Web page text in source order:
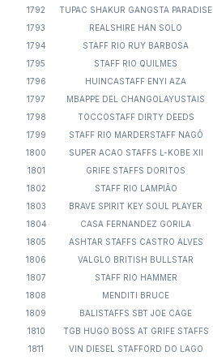
1792 TUPAC SHAKUR GANGSTA PARADISE
1793
REALSHIRE HAN SOLO
1794
STAFF RIO RUY BARBOSA
1795
STAFF RIO QUILMES
1796
HUINCASTAFF ENYI AZA
1797
MBAPPE DEL CHANGOLAYUSTAIS
1798
TOCCOSTAFF DIRTY DEEDS
1799
STAFF RIO MARDERSTAFF NAGÔ
1800
SUPER ACAO STAFFS L-KOBE XII
1801
GRIFE STAFFS DORITOS
1802
STAFF RIO LAMPIÃO
1803
BRAVE SPIRIT KEY SOUL PLAYER
1804
CASA FERNANDEZ GORILA
1805
ASHTAR STAFFS CASTRO ALVES
1806
VALGLO BRITISH BULLSTAR
1807
STAFF RIO HAMMER
1808
MENDITI BRUCE
1809
BALISTAFFS SBT JOE CAGE
1810
TGB HUGO BOSS AT GRIFE STAFFS
1811
VIN DIESEL STAFFORD DO LAGO